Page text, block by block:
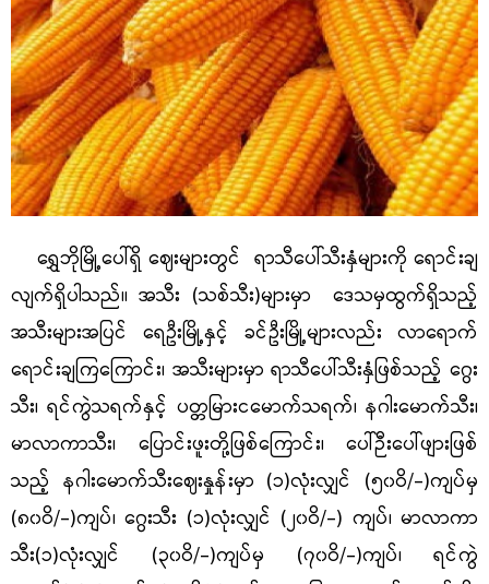
ရွှေဘိုမြို့ပေါ်ရှိ ဈေးများတွင် ရာသီပေါ်သီးနှံများကို ရောင်းချ
လျက်ရှိပါသည်။ အသီး (သစ်သီး)များမှာ ဒေသမှထွက်ရှိသည့်
အသီးများအပြင် ရေဦးမြို့နှင့် ခင်ဦးမြို့များလည်း လာရောက်
ရောင်းချကြကြောင်း၊ အသီးများမှာ ရာသီပေါ်သီးနှံဖြစ်သည့် ဂွေး
သီး၊ ရင်ကွဲသရက်နှင့် ပတ္တမြားငမောက်သရက်၊ နဂါးမောက်သီး၊
မာလာကာသီး၊ ပြောင်းဖူးတို့ဖြစ်ကြောင်း၊ ပေါ်ဉီးပေါ်ဖျားဖြစ်
သည့် နဂါးမောက်သီး‌ဈေးနှုန်းမှာ (၁)လုံးလျှင် (၅၀ဝိ/-)ကျပ်မှ
(၈၀ဝိ/-)ကျပ်၊ ဂွေးသီး (၁)လုံးလျှင် (၂၀ဝိ/-) ကျပ်၊ မာလာကာ
သီး(၁)လုံးလျှင် (၃၀ဝိ/-)ကျပ်မှ (၇၀ဝိ/-)ကျပ်၊ ရင်ကွဲ